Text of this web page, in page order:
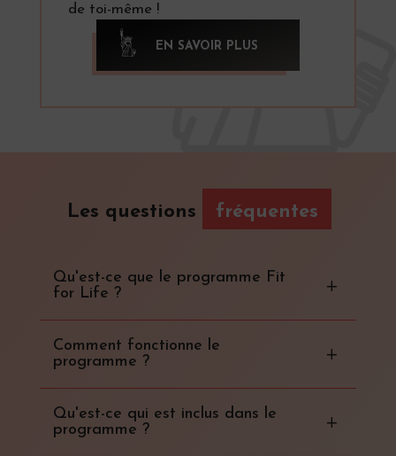
de toi-même !
EN SAVOIR PLUS
Les questions fréquentes
Qu'est-ce que le programme Fit
for Life ?
Comment fonctionne le
programme ?
Qu'est-ce qui est inclus dans le
programme ?